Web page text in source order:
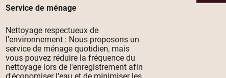
Service de ménage
Nettoyage respectueux de
l'environnement : Nous proposons un
service de ménage quotidien, mais
vous pouvez réduire la fréquence du
nettoyage lors de l'enregistrement afin
d'économiser l'eau et de minimiser les